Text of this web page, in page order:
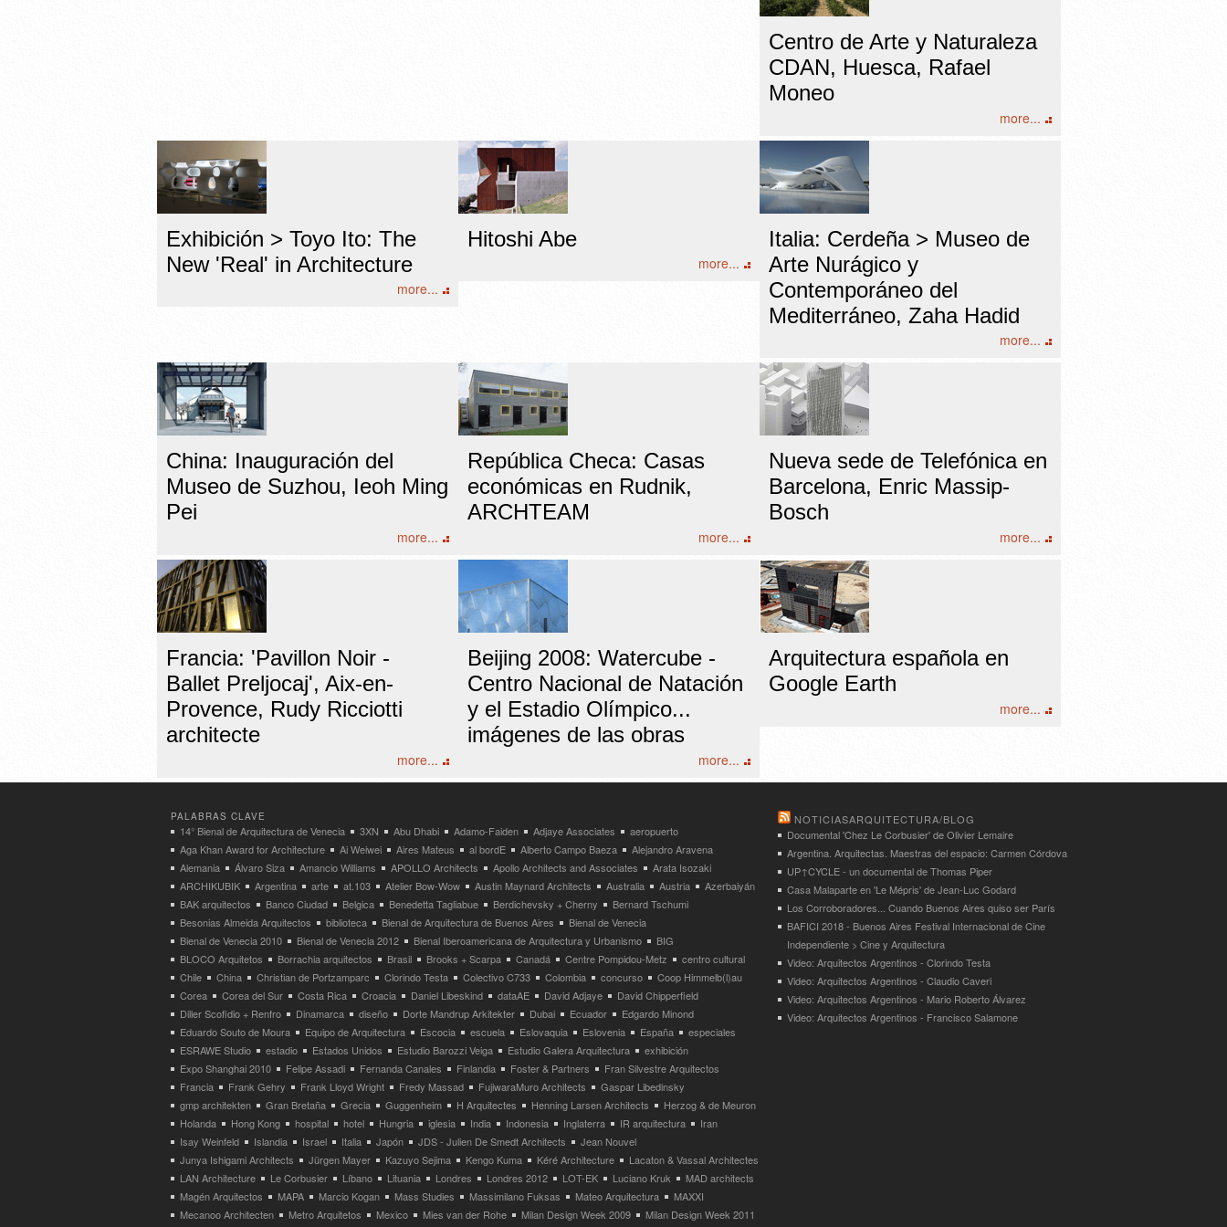
Centro de Arte y Naturaleza
CDAN, Huesca, Rafael
Moneo
more...
Exhibición > Toyo Ito: The
New 'Real' in Architecture
more...
Hitoshi Abe
more...
Italia: Cerdeña > Museo de
Arte Nurágico y
Contemporáneo del
Mediterráneo, Zaha Hadid
more...
China: Inauguración del
Museo de Suzhou, Ieoh Ming
Pei
more...
República Checa: Casas
económicas en Rudnik,
ARCHTEAM
more...
Nueva sede de Telefónica en
Barcelona, Enric Massip-
Bosch
more...
Francia: 'Pavillon Noir -
Ballet Preljocaj', Aix-en-
Provence, Rudy Ricciotti
architecte
more...
Beijing 2008: Watercube -
Centro Nacional de Natación
y el Estadio Olímpico...
imágenes de las obras
more...
Arquitectura española en
Google Earth
more...
PALABRAS CLAVE
14° Bienal de Arquitectura de Venecia 3XN Abu Dhabi Adamo-Faiden Adjaye Associates
aeropuerto
Aga Khan Award for Architecture
Ai Weiwei Aires Mateus al bordE Alberto Campo Baeza
Alejandro Aravena
Alemania
Álvaro Siza Amancio Williams APOLLO Architects Apollo Architects and Associates
Arata Isozaki
ARCHIKUBIK
Argentina arte at.103 Atelier Bow-Wow Austin Maynard Architects Australia Austria
Azerbaiyán
BAK arquitectos
Banco Ciudad Belgica Benedetta Tagliabue Berdichevsky + Cherny
Bernard Tschumi
Besonias Almeida Arquitectos
biblioteca Bienal de Arquitectura de Buenos Aires
Bienal de Venecia
Bienal de Venecia 2010
Bienal de Venecia 2012 Bienal Iberoamericana de Arquitectura y Urbanismo
BIG
BLOCO Arquitetos
Borrachia arquitectos Brasil Brooks + Scarpa Canadá Centre Pompidou-Metz
centro cultural
Chile
China Christian de Portzamparc Clorindo Testa Colectivo C733 Colombia concurso
Coop Himmelb(l)au
Corea
Corea del Sur Costa Rica Croacia Daniel Libeskind dataAE David Adjaye
David Chipperfield
Diller Scofidio + Renfro
Dinamarca diseño Dorte Mandrup Arkitekter Dubai Ecuador
Edgardo Minond
Eduardo Souto de Moura
Equipo de Arquitectura Escocia escuela Eslovaquia Eslovenia España
especiales
ESRAWE Studio
estadio Estados Unidos Estudio Barozzi Veiga Estudio Galera Arquitectura
exhibición
Expo Shanghai 2010
Felipe Assadi Fernanda Canales Finlandia Foster & Partners
Fran Silvestre Arquitectos
Francia
Frank Gehry Frank Lloyd Wright Fredy Massad FujiwaraMuro Architects
Gaspar Libedinsky
gmp architekten
Gran Bretaña Grecia Guggenheim H Arquitectes Henning Larsen Architects
Herzog & de Meuron
Holanda
Hong Kong hospital hotel Hungria iglesia India Indonesia Inglaterra IR arquitectura
Iran
Isay Weinfeld
Islandia Israel Italia Japón JDS - Julien De Smedt Architects
Jean Nouvel
Junya Ishigami Architects
Jürgen Mayer Kazuyo Sejima Kengo Kuma Kéré Architecture
Lacaton & Vassal Architectes
LAN Architecture
Le Corbusier Líbano Lituania Londres Londres 2012 LOT-EK Luciano Kruk
MAD architects
Magén Arquitectos
MAPA Marcio Kogan Mass Studies Massimilano Fuksas Mateo Arquitectura
MAXXI
Mecanoo Architecten
Metro Arquitetos Mexico Mies van der Rohe Milan Design Week 2009
Milan Design Week 2011
NOTICIASARQUITECTURA/BLOG
Documental 'Chez Le Corbusier' de Olivier Lemaire
Argentina. Arquitectas. Maestras del espacio: Carmen Córdova
UP↑CYCLE - un documental de Thomas Piper
Casa Malaparte en 'Le Mépris' de Jean-Luc Godard
Los Corroboradores... Cuando Buenos Aires quiso ser París
BAFICI 2018 - Buenos Aires Festival Internacional de Cine
Independiente > Cine y Arquitectura
Video: Arquitectos Argentinos - Clorindo Testa
Video: Arquitectos Argentinos - Claudio Caveri
Video: Arquitectos Argentinos - Mario Roberto Álvarez
Video: Arquitectos Argentinos - Francisco Salamone